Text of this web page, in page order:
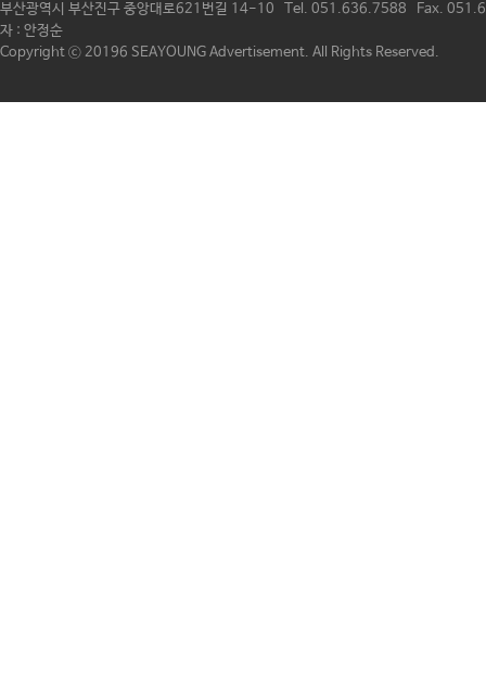
부산광역시 부산진구 중앙대로621번길 14-10 Tel. 051.636.7588 Fax.
자 : 안정순
Copyright ⓒ 20196 SEAYOUNG Advertisement. All Rights Reserved.